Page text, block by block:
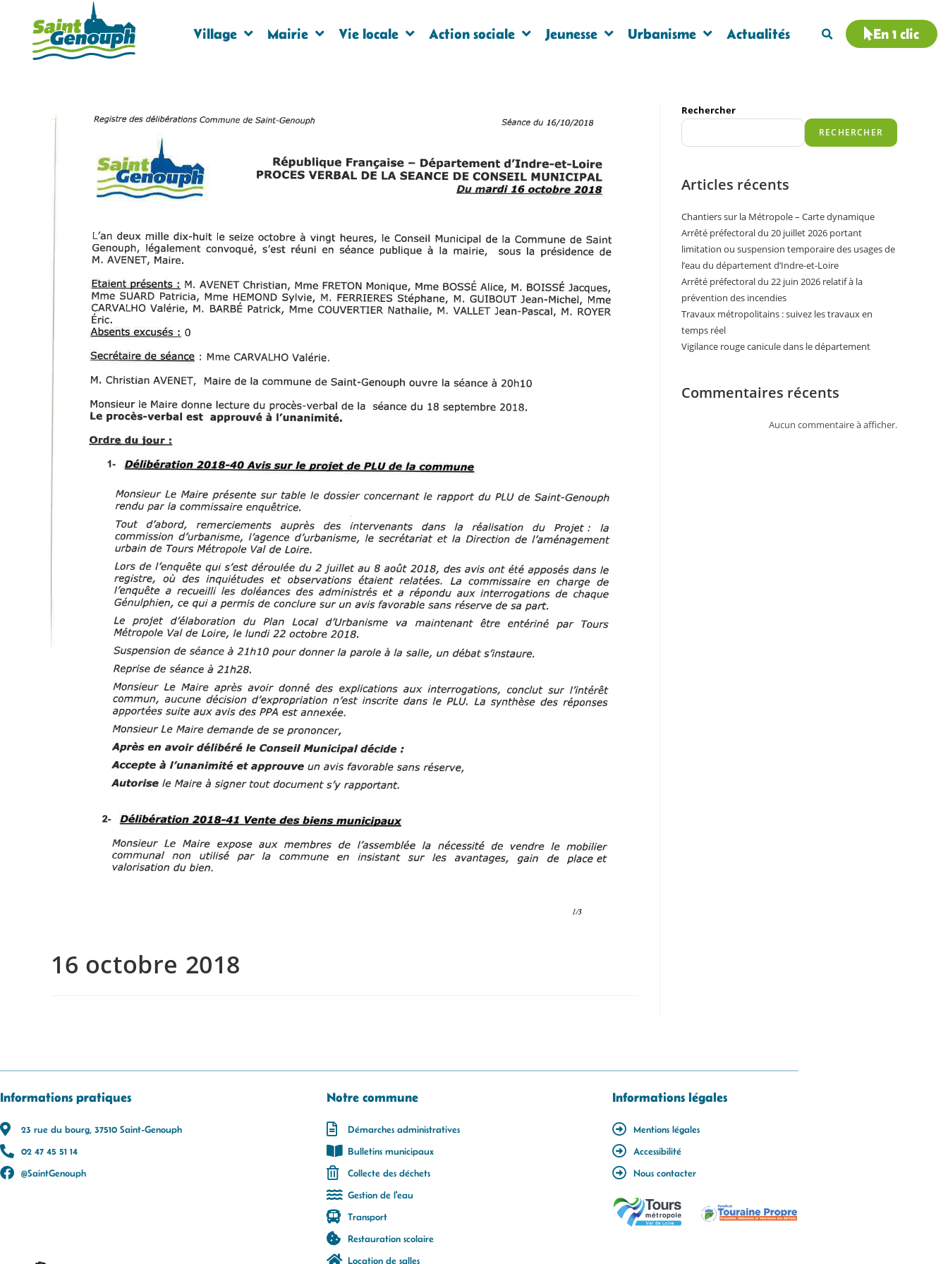
Village Mairie Vie locale Action sociale Jeunesse Urbanisme Actualités En 1 clic
16 octobre 2018
Rechercher
RECHERCHER
Articles récents
Chantiers sur la Métropole – Carte dynamique
Arrêté préfectoral du 20 juillet 2026 portant
limitation ou suspension temporaire des usages de
l’eau du département d’Indre-et-Loire
Arrêté préfectoral du 22 juin 2026 relatif à la
prévention des incendies
Travaux métropolitains : suivez les travaux en
temps réel
Vigilance rouge canicule dans le département
Commentaires récents
Aucun commentaire à afficher.
Informations pratiques
23 rue du bourg, 37510 Saint-Genouph
02 47 45 51 14
@SaintGenouph
Notre commune
Démarches administratives
Bulletins municipaux
Collecte des déchets
Gestion de l'eau
Transport
Restauration scolaire
Location de salles
Informations légales
Mentions légales
Accessibilité
Nous contacter